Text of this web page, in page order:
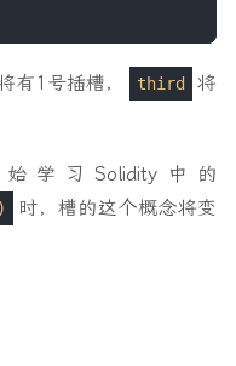
有1号插槽， third
将
学习Solidity中的
时，槽的这个概念将变